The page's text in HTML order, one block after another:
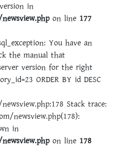
in
on line 177
You have an
the manual that
version for the right
ORDER BY id DESC
Stack trace:
newsview.php(178):
in
on line 178